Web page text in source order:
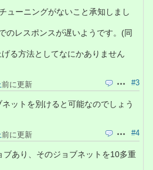
ューニングがないこと承知しまし
のレスポンスが遅いようです。(同
る方法としてなにかありません
引用 操作#3
前に更新
ットを別けると可能なのでしょう
引用 操作#4
前に更新
ブあり、そのジョブネットを10多重